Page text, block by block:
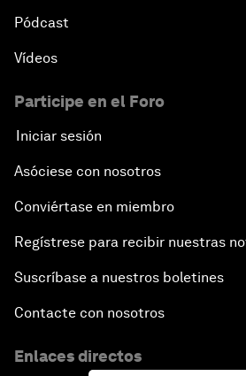
Pódcast
Vídeos
Participe en el Foro
Iniciar sesión
Asóciese con nosotros
Conviértase en miembro
Regístrese para recibir nuestras
Suscríbase a nuestros boletines
Contacte con nosotros
Enlaces directos